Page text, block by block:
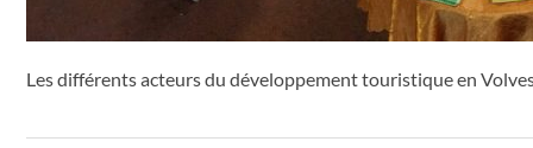
Les différents acteurs du développement touristique en